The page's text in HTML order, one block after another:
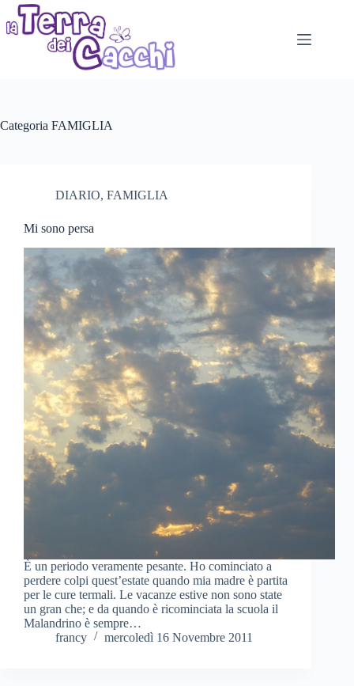
Salta
al
contenuto
Categoria FAMIGLIA
DIARIO, FAMIGLIA
Mi sono persa
È un periodo veramente pesante. Ho cominciato a
perdere colpi quest’estate quando mia madre è partita
per le cure termali. Le vacanze estive non sono state
un gran che; e da quando è ricominciata la scuola il
Malandrino è sempre…
francy
mercoledì 16 Novembre 2011